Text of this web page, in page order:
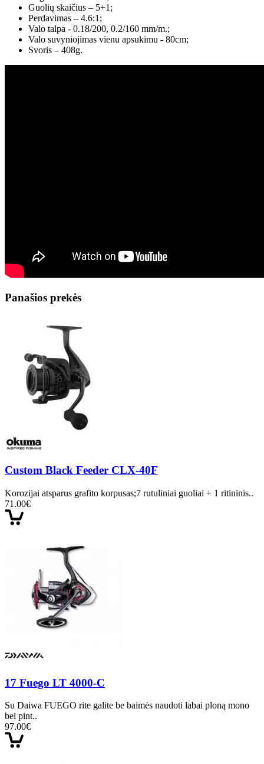
Guolių skaičius – 5+1;
Perdavimas – 4.6:1;
Valo talpa - 0.18/200, 0.2/160 mm/m.;
Valo suvyniojimas vienu apsukimu - 80cm;
Svoris – 408g.
Panašios prekės
Custom Black Feeder CLX-40F
Korozijai atsparus grafito korpusas;7 rutuliniai guoliai + 1 ritininis..
71.00€
17 Fuego LT 4000-C
Su Daiwa FUEGO rite galite be baimės naudoti labai ploną mono
bei pint..
97.00€